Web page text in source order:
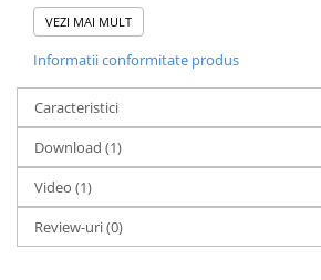
Baterii purificator
Carcase de schimb
Chei strangere
Cleme si suporti
Conectori si fitinguri
Componente filtre
Furtun
sau mirosul.
Aplicaţii:
- uciderea sau inactivarea bacteriilor, a
prelucrare a alimentelor
- dezinfectarea apei potabile si piscine.
Doza UV necesara
Agent Patogen
VEZI MAI MULT
Informatii conformitate produs
Caracteristici
Download (1)
Video (1)
Review-uri(0)